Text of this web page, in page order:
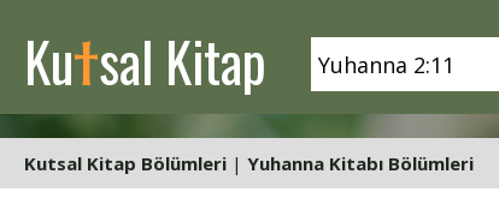
Kutsal Kitap
Kutsal Kitap Bölümleri | Yuhanna Kitabı Bölümleri